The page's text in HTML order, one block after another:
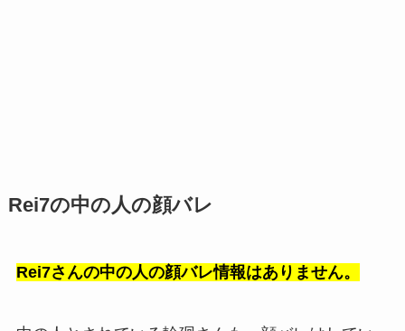
Rei7の中の人の顔バレ
Rei7さんの中の人の顔バレ情報はありません。